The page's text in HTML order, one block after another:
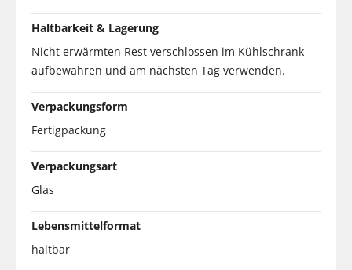
Haltbarkeit & Lagerung
Nicht erwärmten Rest verschlossen im Kühlschrank
aufbewahren und am nächsten Tag verwenden.
Verpackungsform
Fertigpackung
Verpackungsart
Glas
Lebensmittelformat
haltbar